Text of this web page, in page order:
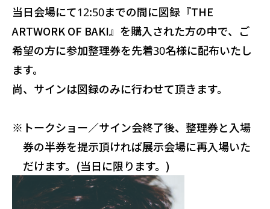
当日会場にて12:50までの間に図録『THE
ARTWORK OF BAKI』を購入された方の中で、ご
希望の方に参加整理券を先着30名様に配布いたし
ます。
尚、サインは図録のみに行わせて頂きます。
※ トークショー／サイン会終了後、整理券と入場
券の半券を提示頂ければ展示会場に再入場いた
だけます。(当日に限ります。)